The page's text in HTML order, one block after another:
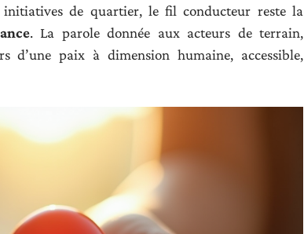
de quartier, le fil conducteur reste la
. La parole donnée aux acteurs de terrain,
d’une paix à dimension humaine, accessible,